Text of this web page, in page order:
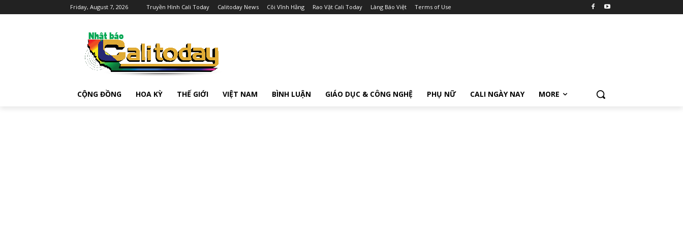
Friday, August 7, 2026 Truyền Hình Cali Today Calitoday News Cõi Vĩnh Hằng Rao Vặt Cali Today Làng Báo Việt Terms of Use
CỘNG ĐỒNG HOA KỲ THẾ GIỚI VIỆT NAM BÌNH LUẬN GIÁO DỤC & CÔNG NGHỆ PHỤ NỮ CALI NGÀY NAY MORE